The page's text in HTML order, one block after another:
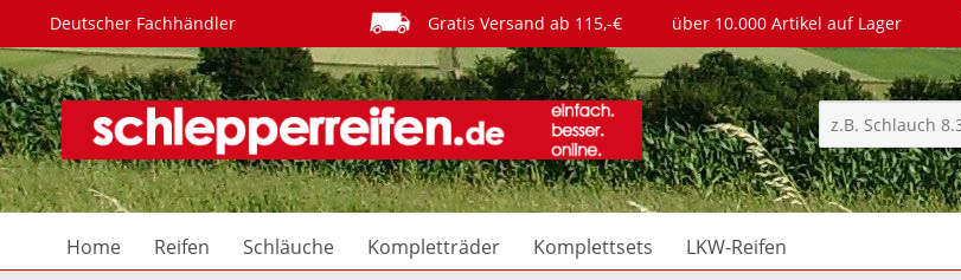
Deutscher Fachhändler Gratis Versand ab 115,-€ über 10.000 Artikel auf Lager
Home Reifen Schläuche Kompletträder Komplettsets LKW-Reifen